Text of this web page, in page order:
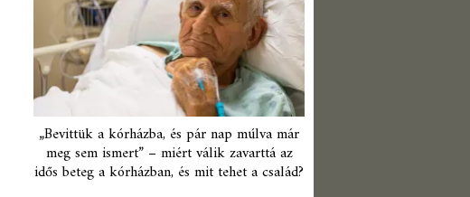
„Bevittük a kórházba, és pár nap múlva már
meg sem ismert” – miért válik zavarttá az
idős beteg a kórházban, és mit tehet a család?